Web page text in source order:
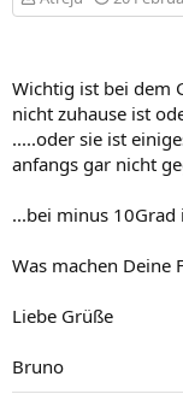
Wichtig ist bei dem
nicht zuhause ist
.....oder sie ist
anfangs gar nicht
...bei minus 10Grad
Was machen Deine
Liebe Grüße
Bruno